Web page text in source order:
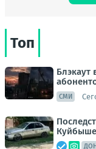
Топ
Блэкаут
СМИ